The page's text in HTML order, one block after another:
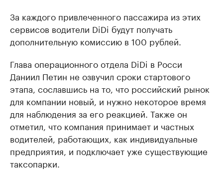
За каждого привлеченного пассажира из этих
сервисов водители DiDi будут получать
дополнительную комиссию в 100 рублей.
Глава операционного отдела DiDi в Росси
Даниил Петин не озвучил сроки стартового
этапа, сославшись на то, что российский рынок
для компании новый, и нужно некоторое время
для наблюдения за его реакцией. Также он
отметил, что компания принимает и частных
водителей, работающих, как индивидуальные
предприятия, и подключает уже существующие
таксопарки.